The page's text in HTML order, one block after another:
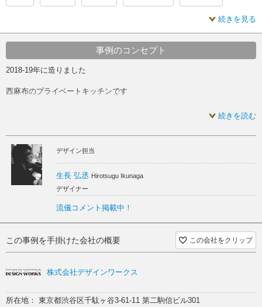
寿司屋 内装 和食店 内装
フレンチ 内装 白木 内装
白木 スケルトン
続きを見る
事例のコンセプト
2018-19年に造りました
西麻布のプライベートキッチンです
イベント的に色々なシェフが来て数日間開催される宴
とても面白いお店を造れました
企画を始めた時は全く違うコンセプトでした
オーナーの意向で
色々課題が在り
続きを読む
デザイン担当
生長 弘丞 Hirotsugu Ikunaga
デザイナー
流儀コメント掲載中！
この事例を手掛けた会社の概要 この会社をクリップ
株式会社デザインワークス
所在地： 東京都渋谷区千駄ヶ谷3-61-11 第二駒信ビル301